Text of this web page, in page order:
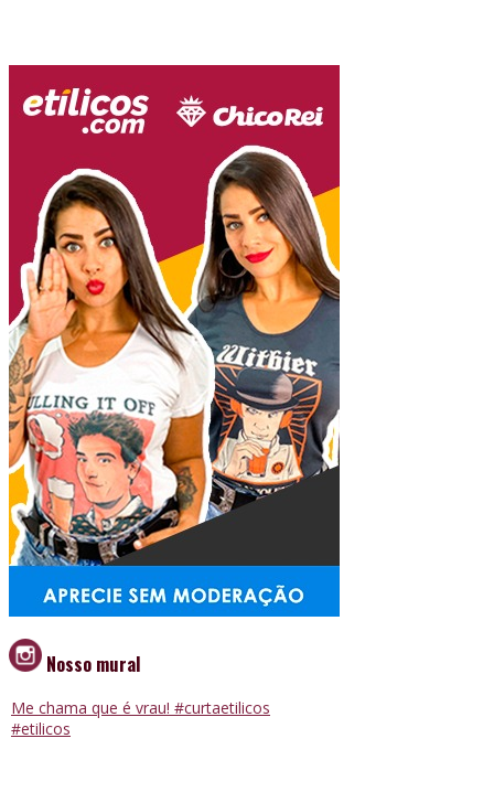
Nosso mural
Me chama que é vrau! #curtaetilicos
#etilicos